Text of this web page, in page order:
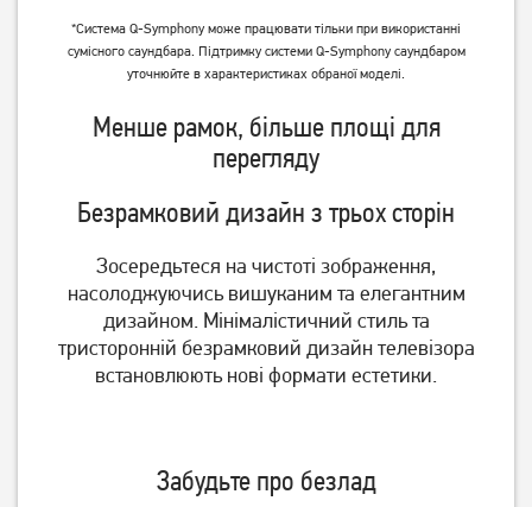
7 779грн 11 959грн
Телевізор 2E 2E-55A77Q
грн
Телевізор 2E 2E-32A07KF
8 979грн
*Система Q-Symphony може працювати тільки при використанні
сумісного саундбара. Підтримку системи Q-Symphony саундбаром
уточнюйте в характеристиках обраної моделі.
Менше рамок, більше площі для
перегляду
Безрамковий дизайн з трьох сторін
Зосередьтеся на чистоті зображення,
насолоджуючись вишуканим та елегантним
дизайном. Мінімалістичний стиль та
тристоронній безрамковий дизайн телевізора
встановлюють нові формати естетики.
Забудьте про безлад